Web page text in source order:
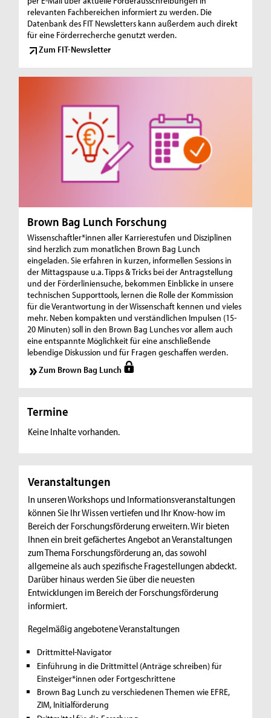
relevanten Fachbereichen informiert zu werden. Die
Datenbank des FIT Newsletters kann außerdem auch direkt
für eine Förderrecherche genutzt werden.
Zum FIT-Newsletter
Brown Bag Lunch Forschung
Wissenschaftler*innen aller Karrierestufen und Disziplinen
sind herzlich zum monatlichen Brown Bag Lunch
eingeladen. Sie erfahren in kurzen, informellen Sessions in
der Mittagspause u.a. Tipps & Tricks bei der Antragstellung
und der Förderliniensuche, bekommen Einblicke in unsere
technischen Supporttools, lernen die Rolle der Kommission
für die Verantwortung in der Wissenschaft kennen und vieles
mehr. Neben kompakten und verständlichen Impulsen (15-
20 Minuten) soll in den Brown Bag Lunches vor allem auch
eine entspannte Möglichkeit für eine anschließende
lebendige Diskussion und für Fragen geschaffen werden.
Zum Brown Bag Lunch
Termine
Keine Inhalte vorhanden.
Veranstaltungen
In unseren Workshops und Informationsveranstaltungen
können Sie Ihr Wissen vertiefen und Ihr Know-how im
Bereich der Forschungsförderung erweitern. Wir bieten
Ihnen ein breit gefächertes Angebot an Veranstaltungen
zum Thema Forschungsförderung an, das sowohl
allgemeine als auch spezifische Fragestellungen abdeckt.
Darüber hinaus werden Sie über die neuesten
Entwicklungen im Bereich der Forschungsförderung
informiert.
Regelmäßig angebotene Veranstaltungen
Drittmittel-Navigator
Einführung in die Drittmittel (Anträge schreiben) für
Einsteiger*innen oder Fortgeschrittene
Brown Bag Lunch zu verschiedenen Themen wie EFRE,
ZIM, Initialförderung